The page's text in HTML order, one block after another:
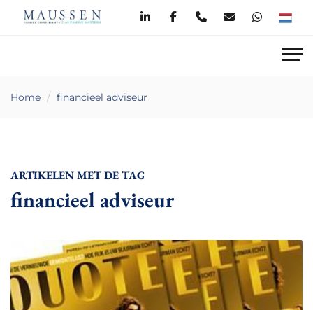
Home financieel adviseur
ARTIKELEN MET DE TAG
financieel adviseur